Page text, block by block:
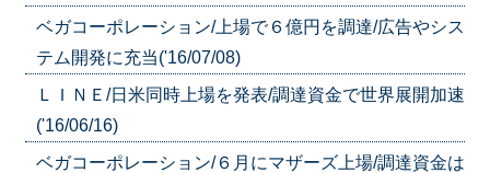
ベガコーポレーション/上場で６億円を調達/広告やシス
テム開発に充当('16/07/08)
ＬＩＮＥ/日米同時上場を発表/調達資金で世界展開加速
('16/06/16)
ベガコーポレーション/６月にマザーズ上場/調達資金は